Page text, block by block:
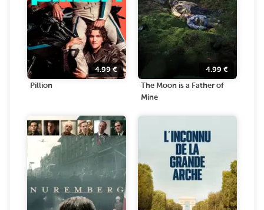
4.99€
Pillion
4.99 €
The Moon is a Father of
Mine